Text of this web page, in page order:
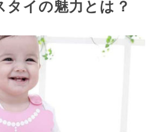
タイの魅力とは？